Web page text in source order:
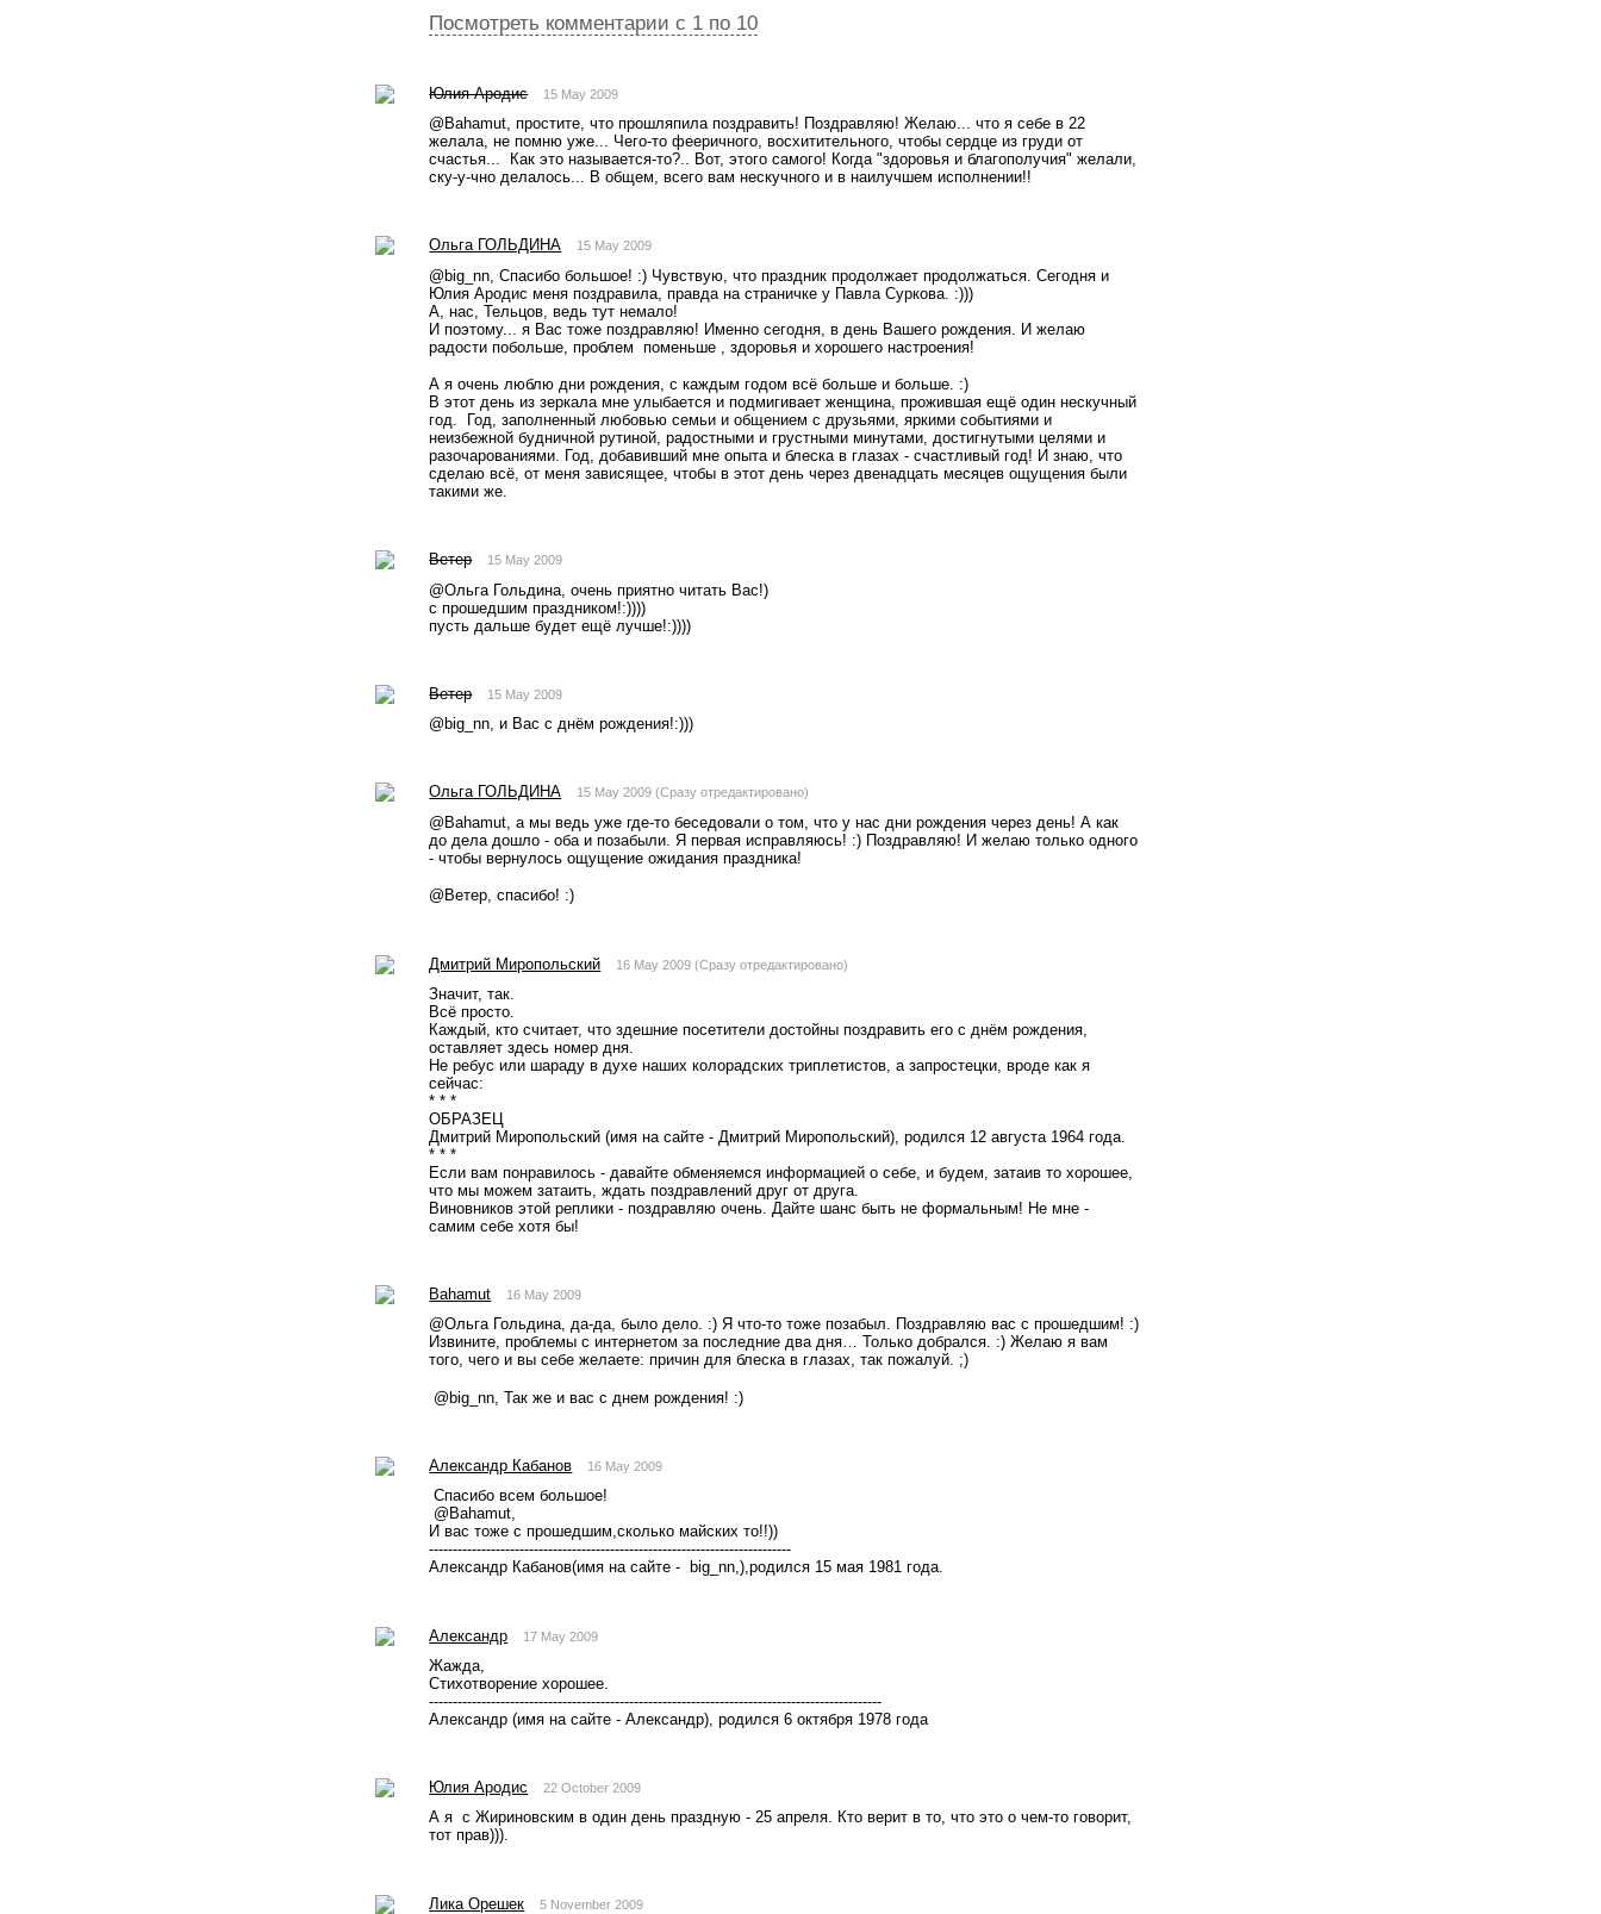
Посмотреть комментарии с 1 по 10
Юлия Ародис 15 May 2009
@Bahamut, простите, что прошляпила поздравить! Поздравляю! Желаю... что я себе в 22
желала, не помню уже... Чего-то фееричного, восхитительного, чтобы сердце из груди от
счастья...  Как это называется-то?.. Вот, этого самого! Когда "здоровья и благополучия" желали,
ску-у-чно делалось... В общем, всего вам нескучного и в наилучшем исполнении!!
Oльга ГОЛЬДИНА 15 May 2009
@big_nn, Спасибо большое! :) Чувствую, что праздник продолжает продолжаться. Сегодня и
Юлия Ародис меня поздравила, правда на страничке у Павла Суркова. :)))
А, нас, Тельцов, ведь тут немало!
И поэтому... я Вас тоже поздравляю! Именно сегодня, в день Вашего рождения. И желаю
радости побольше, проблем  поменьше , здоровья и хорошего настроения!
А я очень люблю дни рождения, с каждым годом всё больше и больше. :)
В этот день из зеркала мне улыбается и подмигивает женщина, прожившая ещё один нескучный
год.  Год, заполненный любовью семьи и общением с друзьями, яркими событиями и
неизбежной будничной рутиной, радостными и грустными минутами, достигнутыми целями и
разочарованиями. Год, добавивший мне опыта и блеска в глазах - счастливый год! И знаю, что
сделаю всё, от меня зависящее, чтобы в этот день через двенадцать месяцев ощущения были
такими же.
Ветер 15 May 2009
@Oльга Гольдина, очень приятно читать Вас!)
с прошедшим праздником!:))))
пусть дальше будет ещё лучше!:))))
Ветер 15 May 2009
@big_nn, и Вас с днём рождения!:)))
Oльга ГОЛЬДИНА 15 May 2009 (Сразу отредактировано)
@Bahamut, а мы ведь уже где-то беседовали о том, что у нас дни рождения через день! А как
до дела дошло - оба и позабыли. Я первая исправляюсь! :) Поздравляю! И желаю только одного
- чтобы вернулось ощущение ожидания праздника!
@Ветер, спасибо! :)
Дмитрий Миропольский 16 May 2009 (Сразу отредактировано)
Значит, так.
Всё просто.
Каждый, кто считает, что здешние посетители достойны поздравить его с днём рождения,
оставляет здесь номер дня.
Не ребус или шараду в духе наших колорадских триплетистов, а запростецки, вроде как я
сейчас:
* * *
ОБРАЗЕЦ
Дмитрий Миропольский (имя на сайте - Дмитрий Миропольский), родился 12 августа 1964 года.
* * *
Если вам понравилось - давайте обменяемся информацией о себе, и будем, затаив то хорошее,
что мы можем затаить, ждать поздравлений друг от друга.
Виновников этой реплики - поздравляю очень. Дайте шанс быть не формальным! Не мне -
самим себе хотя бы!
Bahamut 16 May 2009
@Oльга Гольдина, да-да, было дело. :) Я что-то тоже позабыл. Поздравляю вас с прошедшим! :)
Извините, проблемы с интернетом за последние два дня… Только добрался. :) Желаю я вам
того, чего и вы себе желаете: причин для блеска в глазах, так пожалуй. ;)
@big_nn, Так же и вас с днем рождения! :)
Александр Кабанов 16 May 2009
Спасибо всем большое!
@Bahamut,
И вас тоже с прошедшим,сколько майских то!!))
----------------------------------------------------------------------------
Александр Кабанов(имя на сайте -  big_nn,),родился 15 мая 1981 года.
Александр 17 May 2009
Жажда,
Стихотворение хорошее.
-----------------------------------------------------------------------------------------------
Александр (имя на сайте - Александр), родился 6 октября 1978 года
Юлия Ародис 22 October 2009
А я  с Жириновским в один день праздную - 25 апреля. Кто верит в то, что это о чем-то говорит,
тот прав))).
Лика Орешек 5 November 2009